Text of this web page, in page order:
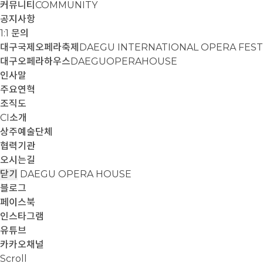
커뮤니티 COMMUNITY
공지사항
1:1 문의
대구국제오페라축제 DAEGU INTERNATIONAL OPERA
대구오페라하우스DAEGUOPERAHOUSE
인사말
주요연혁
조직도
CI소개
상주예술단체
협력기관
오시는길
닫기 DAEGU OPERA HOUSE
블로그
페이스북
인스타그램
유튜브
카카오채널
Scroll